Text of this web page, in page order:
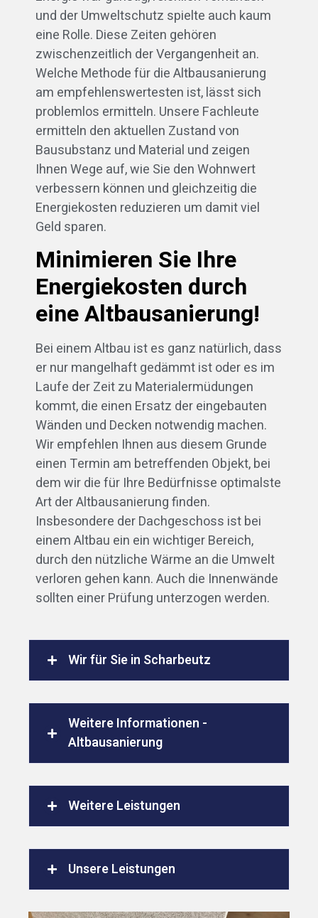
und der Umweltschutz spielte auch kaum
eine Rolle. Diese Zeiten gehören
zwischenzeitlich der Vergangenheit an.
Welche Methode für die Altbausanierung
am empfehlenswertesten ist, lässt sich
problemlos ermitteln. Unsere Fachleute
ermitteln den aktuellen Zustand von
Bausubstanz und Material und zeigen
Ihnen Wege auf, wie Sie den Wohnwert
verbessern können und gleichzeitig die
Energiekosten reduzieren um damit viel
Geld sparen.
Minimieren Sie Ihre
Energiekosten durch
eine Altbausanierung!
Bei einem Altbau ist es ganz natürlich, dass
er nur mangelhaft gedämmt ist oder es im
Laufe der Zeit zu Materialermüdungen
kommt, die einen Ersatz der eingebauten
Wänden und Decken notwendig machen.
Wir empfehlen Ihnen aus diesem Grunde
einen Termin am betreffenden Objekt, bei
dem wir die für Ihre Bedürfnisse optimalste
Art der Altbausanierung finden.
Insbesondere der Dachgeschoss ist bei
einem Altbau ein ein wichtiger Bereich,
durch den nützliche Wärme an die Umwelt
verloren gehen kann. Auch die Innenwände
sollten einer Prüfung unterzogen werden.
Wir für Sie in Scharbeutz
Weitere Informationen -
Altbausanierung
Weitere Leistungen
Unsere Leistungen